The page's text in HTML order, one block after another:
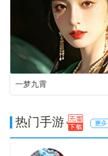
一梦九霄
热门手游